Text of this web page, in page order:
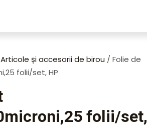
Articole și accesorii de birou / Folie de
folii/set, HP
folii/set,